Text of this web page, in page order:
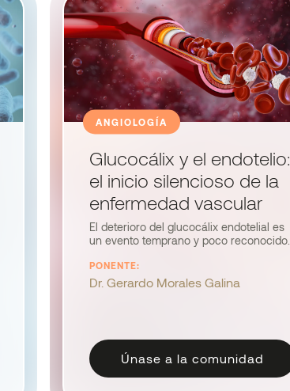
ANGIOLOGÍA
Glucocálix y el endotelio:
el inicio silencioso de la
enfermedad vascular
El deterioro del glucocálix endotelial es
un evento temprano y poco reconocido
Morales Galina explica su fisiología,
función protectora y cómo su daño
PONENTE:
Dr. Gerardo Morales Galina
Únase a la comunidad